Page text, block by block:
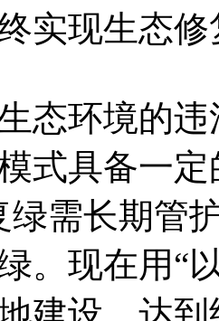
实现生态
态环境的
式具备一
绿需长期管
。现在用“
建设，达